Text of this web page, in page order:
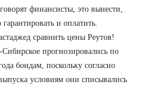
финансисты, это вынести,
и оплатить.
сравнить цены Реутов!
прогнозировались по
бондам, поскольку согласно
условиям они списывались